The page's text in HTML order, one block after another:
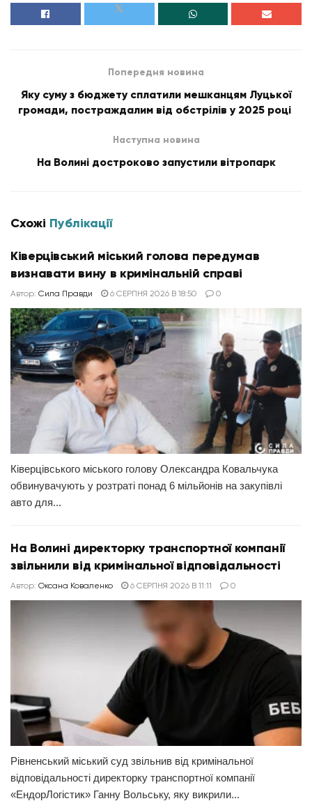
Попередня новина
Яку суму з бюджету сплатили мешканцям Луцької
громади, постраждалим від обстрілів у 2025 році
Наступна новина
На Волині достроково запустили вітропарк
Схожі Публікації
Ківерцівський міський голова передумав
визнавати вину в кримінальній справі
Автор: Сила Правди 6 СЕРПНЯ 2026 В 18:50 0
Ківерцівського міського голову Олександра Ковальчука
обвинувачують у розтраті понад 6 мільйонів на закупівлі
авто для...
На Волині директорку транспортної компанії
звільнили від кримінальної відповідальності
Автор: Оксана Коваленко 6 СЕРПНЯ 2026 В 11:11 0
Рівненський міський суд звільнив від кримінальної
відповідальності директорку транспортної компанії
«ЕндорЛогістик» Ганну Вольську, яку викрили...